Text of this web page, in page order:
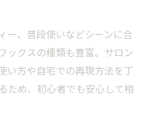
ー、普段使いなどシーンに合
ックスの種類も豊富。サロン
い方や自宅での再現方法を丁
ため、初心者でも安心して相